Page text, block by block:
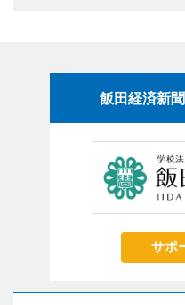
飯田経済新
サポ